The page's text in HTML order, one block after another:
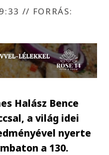
// FORRÁS:
Halász Bence
a világ idei
nyerte
a 130.